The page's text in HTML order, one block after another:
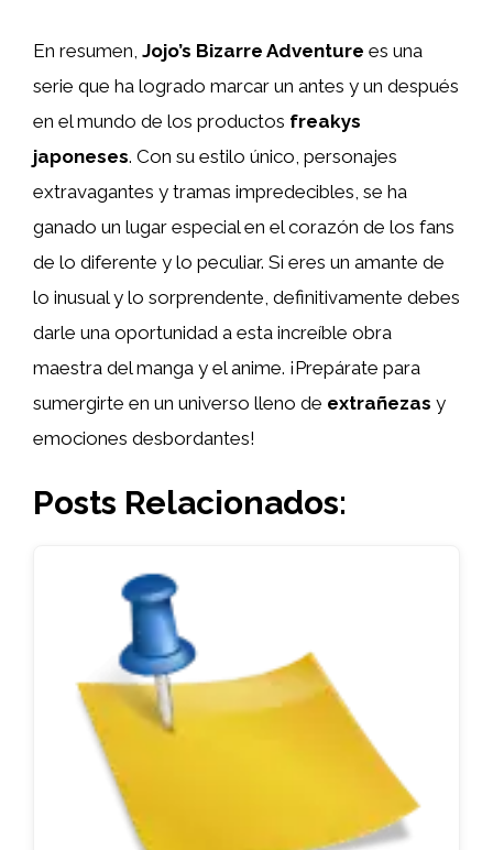
En resumen, Jojo’s Bizarre Adventure es una
serie que ha logrado marcar un antes y un después
en el mundo de los productos freakys
japoneses. Con su estilo único, personajes
extravagantes y tramas impredecibles, se ha
ganado un lugar especial en el corazón de los fans
de lo diferente y lo peculiar. Si eres un amante de
lo inusual y lo sorprendente, definitivamente debes
darle una oportunidad a esta increíble obra
maestra del manga y el anime. ¡Prepárate para
sumergirte en un universo lleno de extrañezas y
emociones desbordantes!
Posts Relacionados: